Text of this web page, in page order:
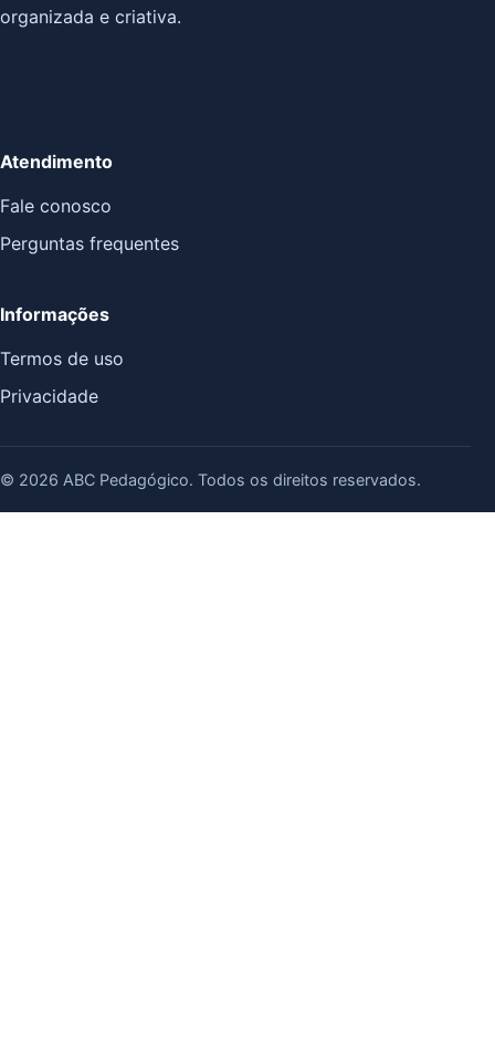
organizada e criativa.
Atendimento
Fale conosco
Perguntas frequentes
Informações
Termos de uso
Privacidade
© 2026 ABC Pedagógico. Todos os direitos reservados.